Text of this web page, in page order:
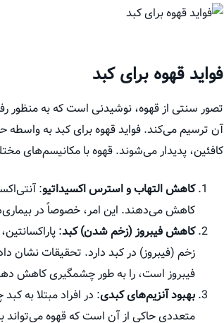
فواید قهوه برای کبد
تصور سنتی از قهوه، نوشیدنی است که به منظور
آن ترسیم می‌کند. فواید قهوه برای کبد به واسطه
کافئین، پدیدار می‌شوند. قهوه با مکانیسم‌های
کاهش التهاب و استرس اکسیداتیو:
کاهش می‌دهند. این امر، خصوصاً در
کاهش فیبروز (زخم شدن) کبد:
زخم (فیبروز) در کبد دارد. تحقیقات نشان
فیبروز است، را به طور چشمگیری کاهش
بهبود آنزیم‌های کبدی
متعددی حاکی از آن است که قهوه